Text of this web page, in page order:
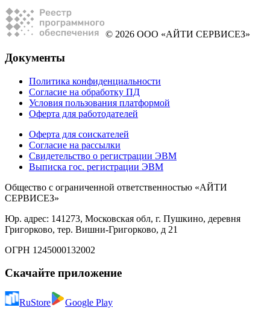
© 2026 ООО «АЙТИ СЕРВИСЕЗ»
Документы
Политика конфиденциальности
Согласие на обработку ПД
Условия пользования платформой
Оферта для работодателей
Оферта для соискателей
Согласие на рассылки
Свидетельство о регистрации ЭВМ
Выписка гос. регистрации ЭВМ
Общество с ограниченной ответственностью «АЙТИ
СЕРВИСЕЗ»
Юр. адрес: 141273, Московская обл, г. Пушкино, деревня
Григорково, тер. Вишни-Григорково, д 21
ОГРН 1245000132002
Скачайте приложение
RuStore Google Play